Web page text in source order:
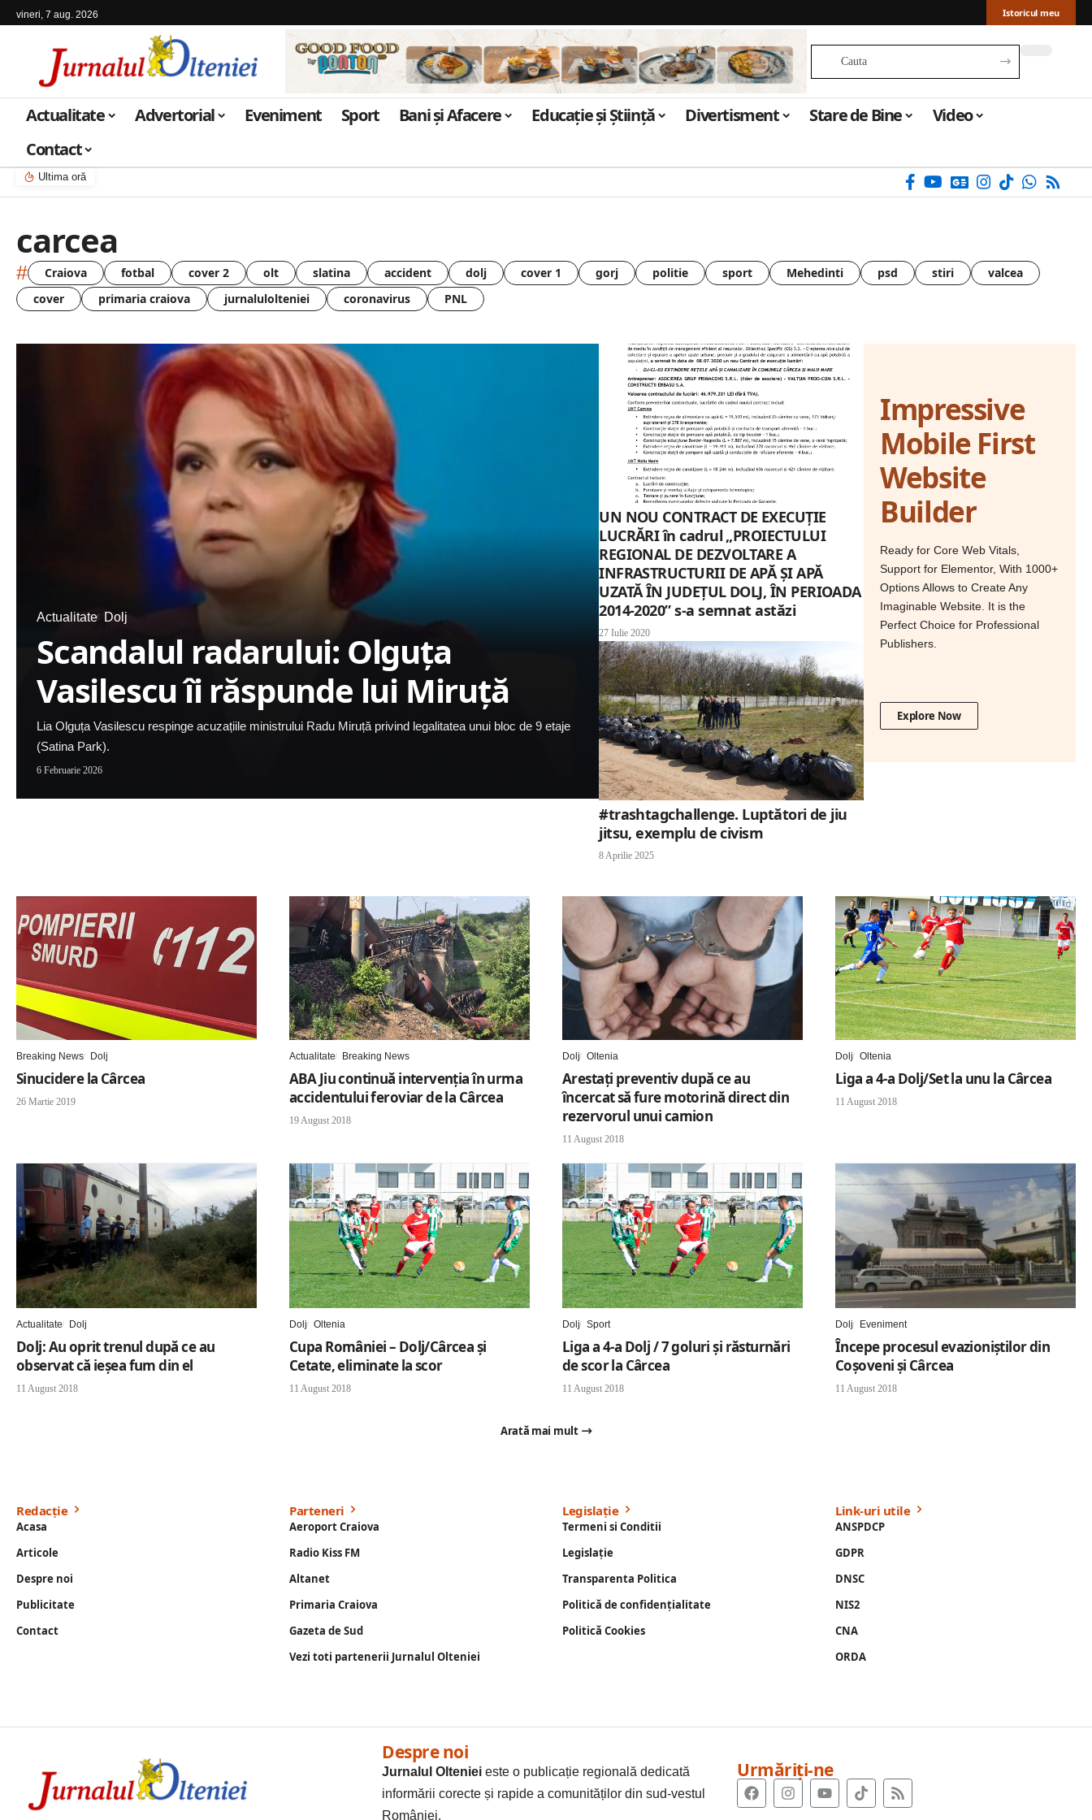
vineri, 7 aug. 2026 Istoricul meu
Actualitate Advertorial Eveniment Sport Bani și Afacere Educație și Știință Divertisment Stare de Bine
Video
Contact
Ultima oră
carcea
# Craiova fotbal cover 2 olt slatina accident dolj cover 1 gorj politie sport Mehedinti psd stiri
valcea
cover
primaria craiova jurnalulolteniei coronavirus PNL
Actualitate Dolj
Scandalul radarului: Olguța
Vasilescu îi răspunde lui Miruță
Lia Olguța Vasilescu respinge acuzațiile ministrului Radu Miruță privind legalitatea unui bloc de 9 etaje
(Satina Park).
6 Februarie 2026
UN NOU CONTRACT DE EXECUȚIE
LUCRĂRI în cadrul „PROIECTULUI
REGIONAL DE DEZVOLTARE A
INFRASTRUCTURII DE APĂ ȘI APĂ
UZATĂ ÎN JUDEȚUL DOLJ, ÎN PERIOADA
2014-2020” s-a semnat astăzi
27 Iulie 2020
#trashtagchallenge. Luptători de jiu
jitsu, exemplu de civism
8 Aprilie 2025
Impressive
Mobile First
Website
Builder
Ready for Core Web Vitals,
Support for Elementor, With 1000+
Options Allows to Create Any
Imaginable Website. It is the
Perfect Choice for Professional
Publishers.
Explore Now
Breaking News Dolj
Sinucidere la Cârcea
26 Martie 2019
Actualitate Breaking News
ABA Jiu continuă intervenția în urma
accidentului feroviar de la Cârcea
19 August 2018
Dolj Oltenia
Arestaţi preventiv după ce au
încercat să fure motorină direct din
rezervorul unui camion
11 August 2018
Dolj Oltenia
Liga a 4-a Dolj/Set la unu la Cârcea
11 August 2018
Actualitate Dolj
Dolj: Au oprit trenul după ce au
observat că ieșea fum din el
11 August 2018
Dolj Oltenia
Cupa României – Dolj/Cârcea și
Cetate, eliminate la scor
11 August 2018
Dolj Sport
Liga a 4-a Dolj / 7 goluri și răsturnări
de scor la Cârcea
11 August 2018
Dolj Eveniment
Începe procesul evazioniştilor din
Coşoveni şi Cârcea
11 August 2018
Arată mai mult
Redacție
Acasa
Articole
Despre noi
Publicitate
Contact
Parteneri
Aeroport Craiova
Radio Kiss FM
Altanet
Primaria Craiova
Gazeta de Sud
Vezi toti partenerii Jurnalul Olteniei
Legislație
Termeni si Conditii
Legislație
Transparenta Politica
Politică de confidențialitate
Politică Cookies
Link-uri utile
ANSPDCP
GDPR
DNSC
NIS2
CNA
ORDA
Despre noi
Jurnalul Olteniei este o publicație regională dedicată
informării corecte și rapide a comunităților din sud-vestul
României.
Urmăriți-ne